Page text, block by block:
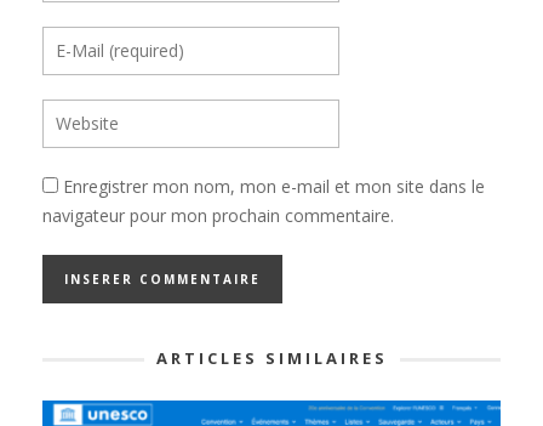
Enregistrer mon nom, mon e-mail et mon site dans le
navigateur pour mon prochain commentaire.
ARTICLES SIMILAIRES